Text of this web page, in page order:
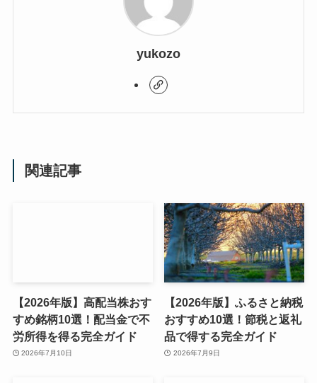
yukozo
関連記事
【2026年版】高配当株おす
すめ銘柄10選！配当金で不
労所得を得る完全ガイド
2026年7月10日
【2026年版】ふるさと納税
おすすめ10選！節税と返礼
品で得する完全ガイド
2026年7月9日